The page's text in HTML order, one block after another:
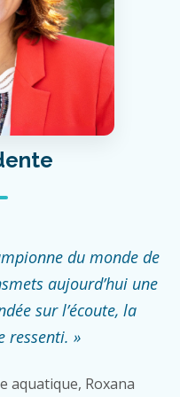
du monde de
aujourd’hui une
sur l’écoute, la
ressenti. »
aquatique, Roxana